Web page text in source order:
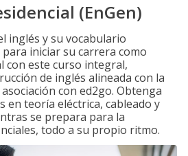
(EnGen)
inglés y su vocabulario
iniciar su carrera como
con este curso integral,
de inglés alineada con la
con ed2go. Obtenga
en teoría eléctrica, cableado y
se prepara para la
todo a su propio ritmo.